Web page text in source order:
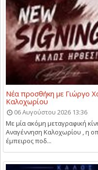
Νέα προσθήκη με Γιώργο
Καλοχωρίου
06 Αυγούστου 2026 13:36
Με μία ακόμη μεταγραφική
Αναγέννηση Καλοχωρίου , η
έμπειρος ποδ...